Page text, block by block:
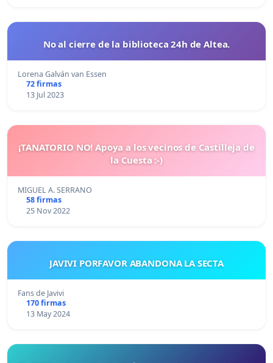
No al cierre de la biblioteca 24h de Altea.
Lorena Galván van Essen
72 firmas
13 Jul 2023
¡TANATORIO NO! Apoya a los vecinos de Castilleja de
la Cuesta :-)
MIGUEL A. SERRANO
58 firmas
25 Nov 2022
JAVIVI PORFAVOR ABANDONA LA SECTA
Fans de Javivi
170 firmas
13 May 2024